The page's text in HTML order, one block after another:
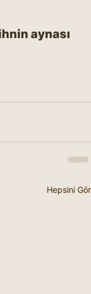
aynası
Hepsini Gör